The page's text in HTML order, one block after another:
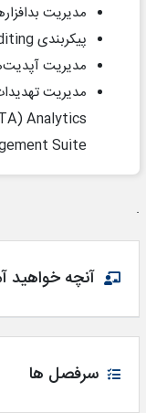
مدیریت
پیکربندی
مدیریت
مدیریت
Analytics
(
Suite
.
آنچه خواهید
سرفصل ها